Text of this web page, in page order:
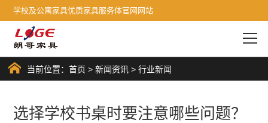
学校及公寓家具优质家具服务体官网网站
当前位置：首页 >新闻资讯 >行业新闻
选择学校书桌时要注意哪些问题？